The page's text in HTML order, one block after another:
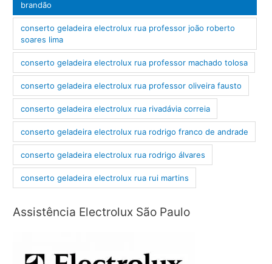
brandão
conserto geladeira electrolux rua professor joão roberto
soares lima
conserto geladeira electrolux rua professor machado tolosa
conserto geladeira electrolux rua professor oliveira fausto
conserto geladeira electrolux rua rivadávia correia
conserto geladeira electrolux rua rodrigo franco de andrade
conserto geladeira electrolux rua rodrigo álvares
conserto geladeira electrolux rua rui martins
Assistência Electrolux São Paulo